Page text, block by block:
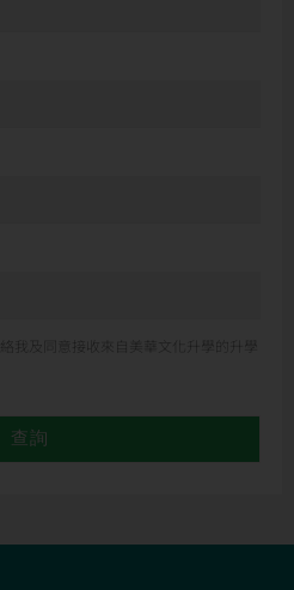
我及同意接收來自美華文化升學的升學
查詢